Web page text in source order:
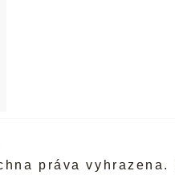
práva vyhrazena.